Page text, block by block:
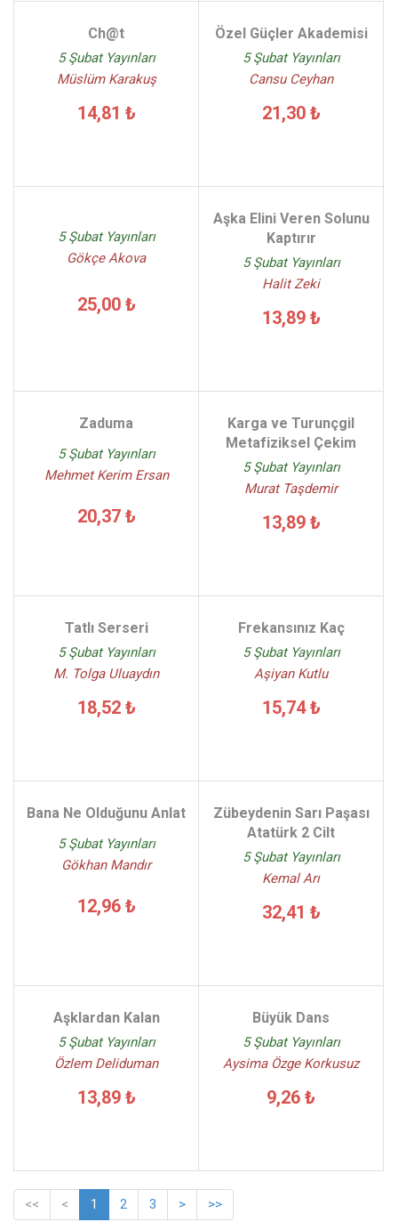
Ch@t
5 Şubat Yayınları
Müslüm Karakuş
14,81 ₺
Özel Güçler Akademisi
5 Şubat Yayınları
Cansu Ceyhan
21,30 ₺
5 Şubat Yayınları
Gökçe Akova
25,00 ₺
Aşka Elini Veren Solunu
Kaptırır
5 Şubat Yayınları
Halit Zeki
13,89 ₺
Zaduma
5 Şubat Yayınları
Mehmet Kerim Ersan
20,37 ₺
Karga ve Turunçgil
Metafiziksel Çekim
5 Şubat Yayınları
Murat Taşdemir
13,89 ₺
Tatlı Serseri
5 Şubat Yayınları
M. Tolga Uluaydın
18,52 ₺
Frekansınız Kaç
5 Şubat Yayınları
Aşiyan Kutlu
15,74 ₺
Bana Ne Olduğunu Anlat
5 Şubat Yayınları
Gökhan Mandır
12,96 ₺
Zübeydenin Sarı Paşası
Atatürk 2 Cilt
5 Şubat Yayınları
Kemal Arı
32,41 ₺
Aşklardan Kalan
5 Şubat Yayınları
Özlem Deliduman
13,89 ₺
Büyük Dans
5 Şubat Yayınları
Aysima Özge Korkusuz
9,26 ₺
<< < 1 2 3 > >>